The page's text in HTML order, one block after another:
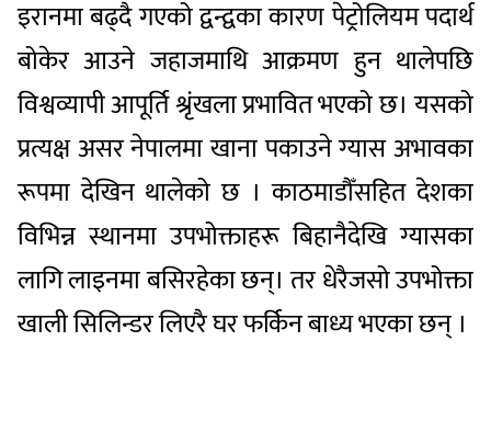
इरानमा बढ्दै गएको द्वन्द्वका कारण पेट्रोलियम पदार्थ
बोकेर आउने जहाजमाथि आक्रमण हुन थालेपछि
विश्वव्यापी आपूर्ति श्रृंखला प्रभावित भएको छ। यसको
प्रत्यक्ष असर नेपालमा खाना पकाउने ग्यास अभावका
रूपमा देखिन थालेको छ । काठमाडौँसहित देशका
विभिन्न स्थानमा उपभोक्ताहरू बिहानैदेखि ग्यासका
लागि लाइनमा बसिरहेका छन्। तर धेरैजसो उपभोक्ता
खाली सिलिन्डर लिएरै घर फर्किन बाध्य भएका छन् ।